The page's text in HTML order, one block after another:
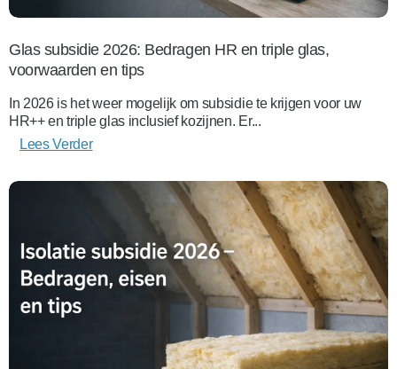
Glas subsidie 2026: Bedragen HR en triple glas,
voorwaarden en tips
In 2026 is het weer mogelijk om subsidie te krijgen voor uw
HR++ en triple glas inclusief kozijnen. Er...
Lees Verder